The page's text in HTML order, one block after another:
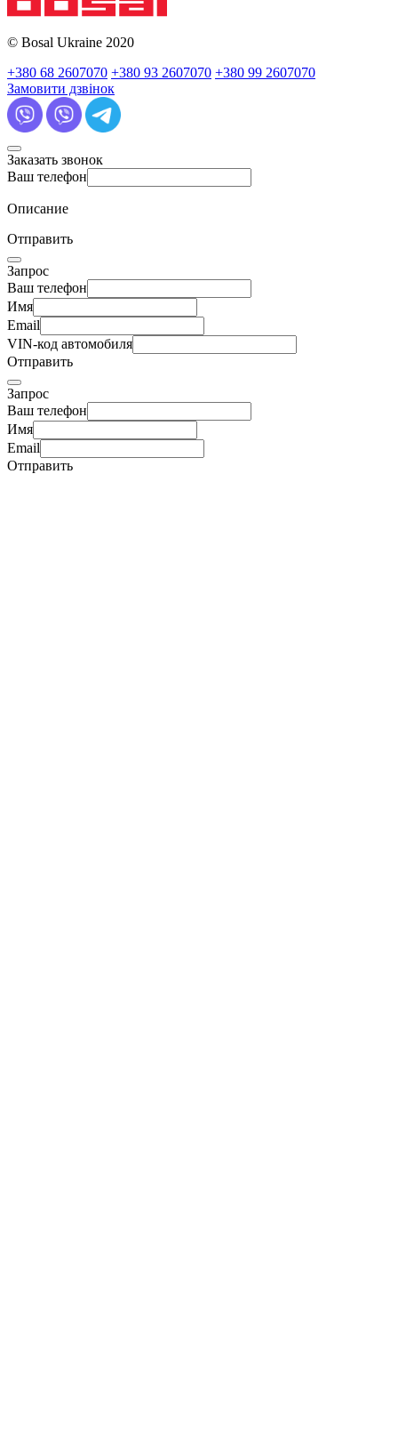
© Bosal Ukraine 2020
+380 68 2607070 +380 93 2607070 +380 99 2607070
Замовити дзвінок
Заказать звонок
Ваш телефон
Описание
Отправить
Запрос
Ваш телефон
Имя
Email
VIN-код автомобиля
Отправить
Запрос
Ваш телефон
Имя
Email
Отправить